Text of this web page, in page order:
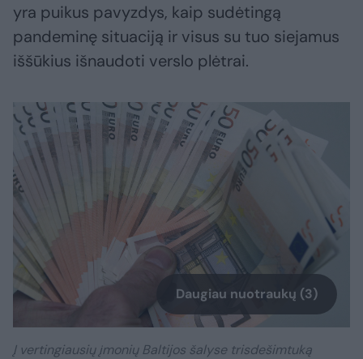
yra puikus pavyzdys, kaip sudėtingą
pandeminę situaciją ir visus su tuo siejamus
iššūkius išnaudoti verslo plėtrai.
Daugiau nuotraukų (3)
Į vertingiausių įmonių Baltijos šalyse trisdešimtuką